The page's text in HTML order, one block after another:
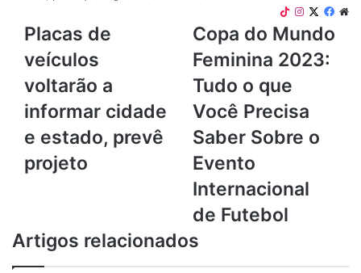
da Voz Sertaneja
Sua paixão pelo futebol começou quando Alisha tinha
cinco anos d idade, pois espelhou do seu irmão e seus
primos.
31 jogos pelo Aston Villa, na última temporada europeia e
10 jogadoras da Copa do
Mundo feminina 2023 mais
X
Instagram
TikTok
Placas
veículos
voltarão
a
informar
e
estado,
Placas de
veículos
voltarão a
informar cidade
e estado, prevê
projeto
Copa
do
Mundo
Feminina
2023:
Tudo
o
que
Você
Precisa
Saber
Sobre
Evento
Internacional
Copa do Mundo
Feminina 2023:
Tudo o que
Você Precisa
Saber Sobre o
Evento
Internacional
de Futebol
Artigos relacionados